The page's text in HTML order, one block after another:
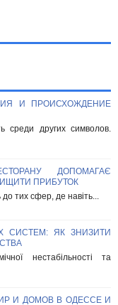
И ПРОИСХОЖДЕНИЕ
среди других символов.
ДОПОМАГАЄ
ПРИБУТОК
тих сфер, де навіть...
СИСТЕМ: ЯК ЗНИЗИТИ
нестабільності та
И ДОМОВ В ОДЕССЕ И